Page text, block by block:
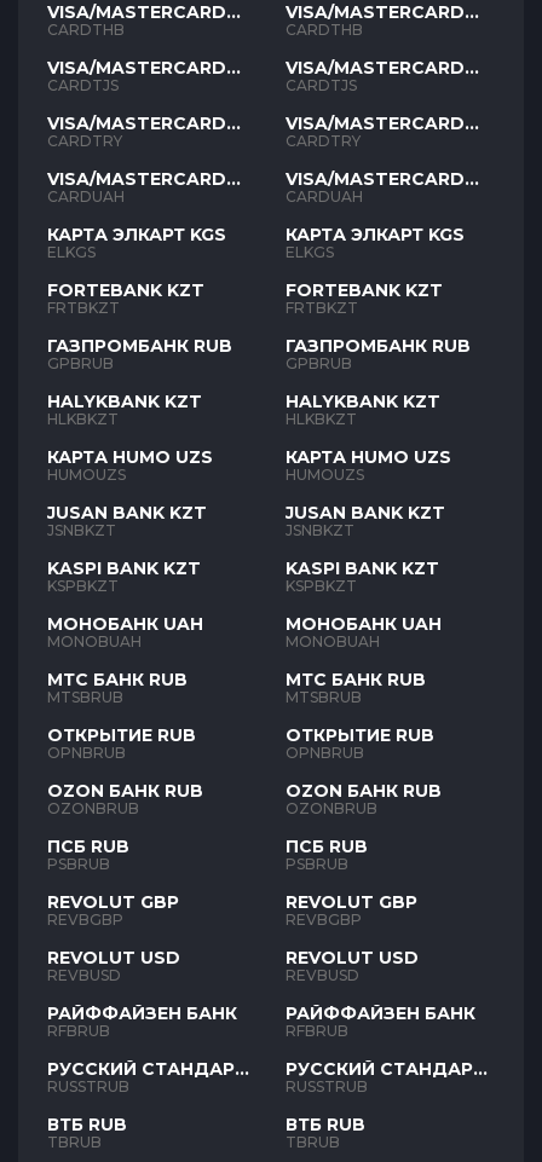
VISA/MASTERCARD
THB
CARDTHB
VISA/MASTERCARD
TJS
CARDTJS
VISA/MASTERCARD
TYR
CARDTRY
VISA/MASTERCARD
UAH
CARDUAH
КАРТА ЭЛКАРТ KGS
ELKGS
FORTEBANK KZT
FRTBKZT
ГАЗПРОМБАНК RUB
GPBRUB
HALYKBANK KZT
HLKBKZT
КАРТА HUMO UZS
HUMOUZS
JUSAN BANK KZT
JSNBKZT
KASPI BANK KZT
KSPBKZT
МОНОБАНК UAH
MONOBUAH
МТС БАНК RUB
MTSBRUB
ОТКРЫТИЕ RUB
OPNBRUB
OZON БАНК RUB
OZONBRUB
ПСБ RUB
PSBRUB
REVOLUT GBP
REVBGBP
REVOLUT USD
REVBUSD
РАЙФФАЙЗЕН БАНК
RFBRUB
РУССКИЙ СТАНДАРТ
RUB
RUSSTRUB
ВТБ RUB
TBRUB
VISA/MASTERCARD
THB
CARDTHB
VISA/MASTERCARD
TJS
CARDTJS
VISA/MASTERCARD
TYR
CARDTRY
VISA/MASTERCARD
UAH
CARDUAH
КАРТА ЭЛКАРТ KGS
ELKGS
FORTEBANK KZT
FRTBKZT
ГАЗПРОМБАНК RUB
GPBRUB
HALYKBANK KZT
HLKBKZT
КАРТА HUMO UZS
HUMOUZS
JUSAN BANK KZT
JSNBKZT
KASPI BANK KZT
KSPBKZT
МОНОБАНК UAH
MONOBUAH
МТС БАНК RUB
MTSBRUB
ОТКРЫТИЕ RUB
OPNBRUB
OZON БАНК RUB
OZONBRUB
ПСБ RUB
PSBRUB
REVOLUT GBP
REVBGBP
REVOLUT USD
REVBUSD
РАЙФФАЙЗЕН БАНК
RFBRUB
РУССКИЙ СТАНДАРТ
RUB
RUSSTRUB
ВТБ RUB
TBRUB